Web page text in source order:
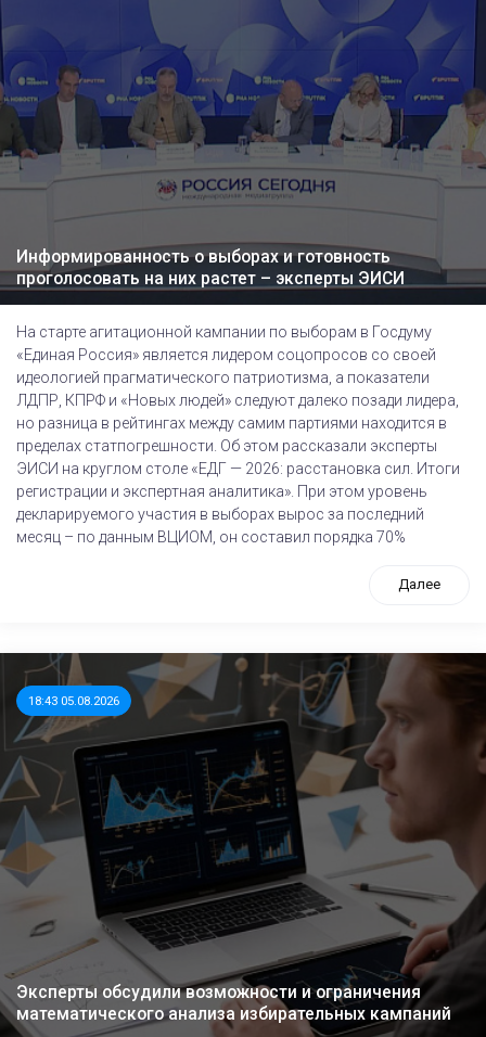
Информированность о выборах и готовность
проголосовать на них растет – эксперты ЭИСИ
На старте агитационной кампании по выборам в Госдуму
«Единая Россия» является лидером соцопросов со своей
идеологией прагматического патриотизма, а показатели
ЛДПР, КПРФ и «Новых людей» следуют далеко позади лидера,
но разница в рейтингах между самим партиями находится в
пределах статпогрешности. Об этом рассказали эксперты
ЭИСИ на круглом столе «ЕДГ — 2026: расстановка сил. Итоги
регистрации и экспертная аналитика». При этом уровень
декларируемого участия в выборах вырос за последний
месяц – по данным ВЦИОМ, он составил порядка 70%
Далее
18:43 05.08.2026
Эксперты обсудили возможности и ограничения
математического анализа избирательных кампаний